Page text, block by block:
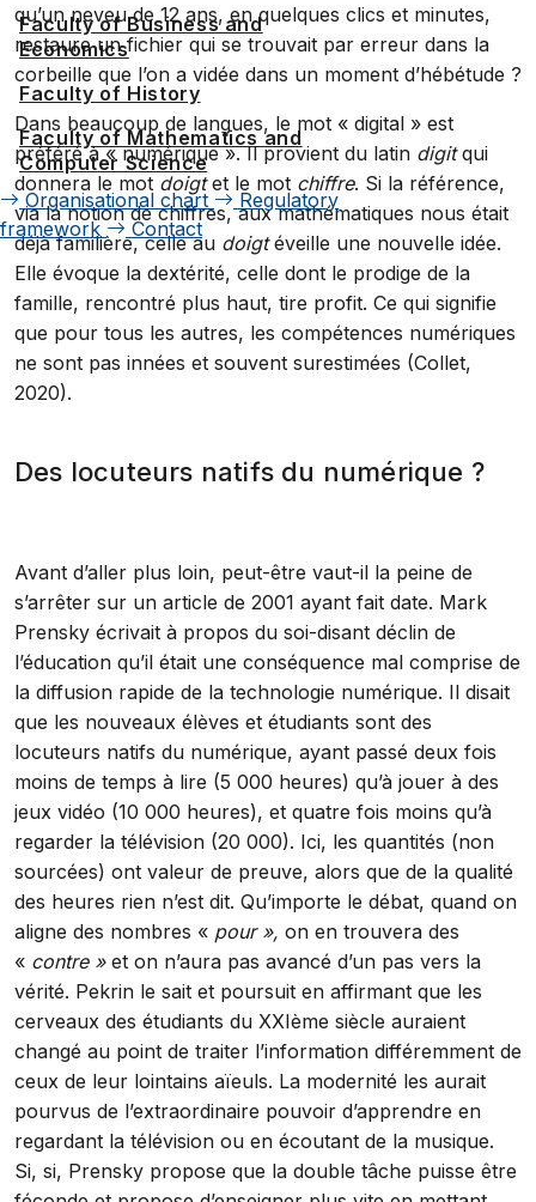
Faculty of Business and
Economics
Faculty of History
Faculty of Mathematics and
Computer Science
Organisational chart
Regulatory
framework
Contact
qu’un neveu de 12 ans, en quelques clics et minutes,
restaure un fichier qui se trouvait par erreur dans la
corbeille que l’on a vidée dans un moment d’hébétude ?
Dans beaucoup de langues, le mot « digital » est
préféré à « numérique ». Il provient du latin digitqui
donnera le mot doigtet le mot chiffre. Si la référence,
via la notion de chiffres, aux mathématiques nous était
déjà familière, celle au doigtéveille une nouvelle idée.
Elle évoque la dextérité, celle dont le prodige de la
famille, rencontré plus haut, tire profit. Ce qui signifie
que pour tous les autres, les compétences numériques
ne sont pas innées et souvent surestimées (Collet,
2020).
Des locuteurs natifs du numérique ?
Avant d’aller plus loin, peut-être vaut-il la peine de
s’arrêter sur un article de 2001 ayant fait date. Mark
Prensky écrivait à propos du soi-disant déclin de
l’éducation qu’il était une conséquence mal comprise de
la diffusion rapide de la technologie numérique. Il disait
que les nouveaux élèves et étudiants sont des
locuteurs natifs du numérique, ayant passé deux fois
moins de temps à lire (5 000 heures) qu’à jouer à des
jeux vidéo (10 000 heures), et quatre fois moins qu’à
regarder la télévision (20 000). Ici, les quantités (non
sourcées) ont valeur de preuve, alors que de la qualité
des heures rien n’est dit. Qu’importe le débat, quand on
aligne des nombres « pour », on en trouvera des
« contre »et on n’aura pas avancé d’un pas vers la
vérité. Pekrin le sait et poursuit en affirmant que les
cerveaux des étudiants du XXIème siècle auraient
changé au point de traiter l’information différemment de
ceux de leur lointains aïeuls. La modernité les aurait
pourvus de l’extraordinaire pouvoir d’apprendre en
regardant la télévision ou en écoutant de la musique.
Si, si, Prensky propose que la double tâche puisse être